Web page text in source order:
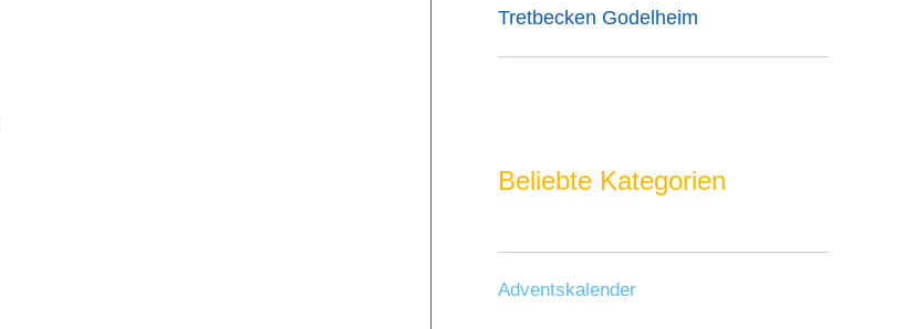
Tretbecken Godelheim
Beliebte Kategorien
Adventskalender